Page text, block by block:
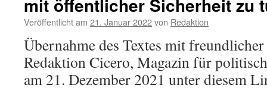
mit öffentlicher Sicherheit zu
Veröffentlicht am 21. Januar 2022von Redaktion
Übernahme des Textes mit
Redaktion Cicero, Magazin für
am 21. Dezember 2021 unter diesem